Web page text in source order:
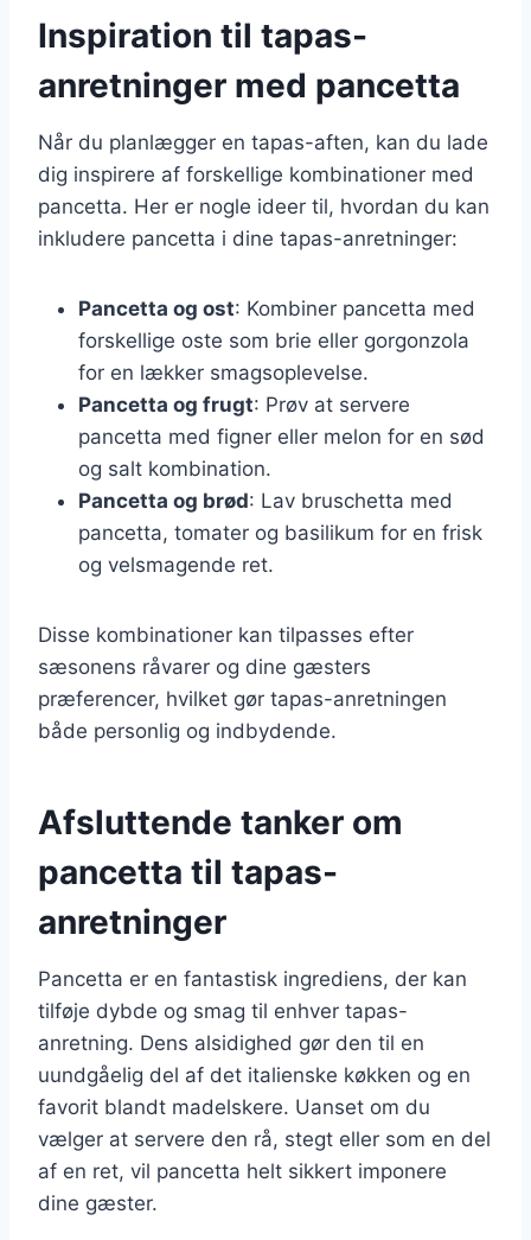
Inspiration til tapas-
anretninger med pancetta
Når du planlægger en tapas-aften, kan du lade
dig inspirere af forskellige kombinationer med
pancetta. Her er nogle ideer til, hvordan du kan
inkludere pancetta i dine tapas-anretninger:
Pancetta og ost: Kombiner pancetta med
forskellige oste som brie eller gorgonzola
for en lækker smagsoplevelse.
Pancetta og frugt: Prøv at servere
pancetta med figner eller melon for en sød
og salt kombination.
Pancetta og brød: Lav bruschetta med
pancetta, tomater og basilikum for en frisk
og velsmagende ret.
Disse kombinationer kan tilpasses efter
sæsonens råvarer og dine gæsters
præferencer, hvilket gør tapas-anretningen
både personlig og indbydende.
Afsluttende tanker om
pancetta til tapas-
anretninger
Pancetta er en fantastisk ingrediens, der kan
tilføje dybde og smag til enhver tapas-
anretning. Dens alsidighed gør den til en
uundgåelig del af det italienske køkken og en
favorit blandt madelskere. Uanset om du
vælger at servere den rå, stegt eller som en del
af en ret, vil pancetta helt sikkert imponere
dine gæster.